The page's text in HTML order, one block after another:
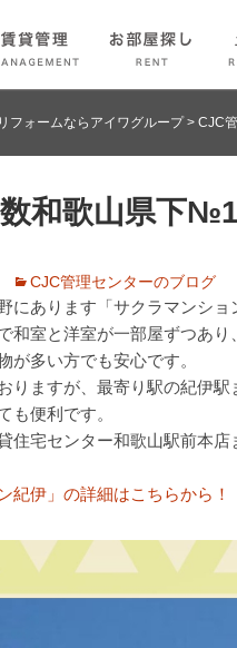
フォームならアイワグループ> CJC
和歌山県下
CJC管理センターのブログ
にあります「サクラマンショ
和室と洋室が一部屋ずつあり、
が多い方でも安心です。
りますが、最寄り駅の紀伊
も便利です。
住宅センター和歌山駅前本店
紀伊」の詳細はこちらから！